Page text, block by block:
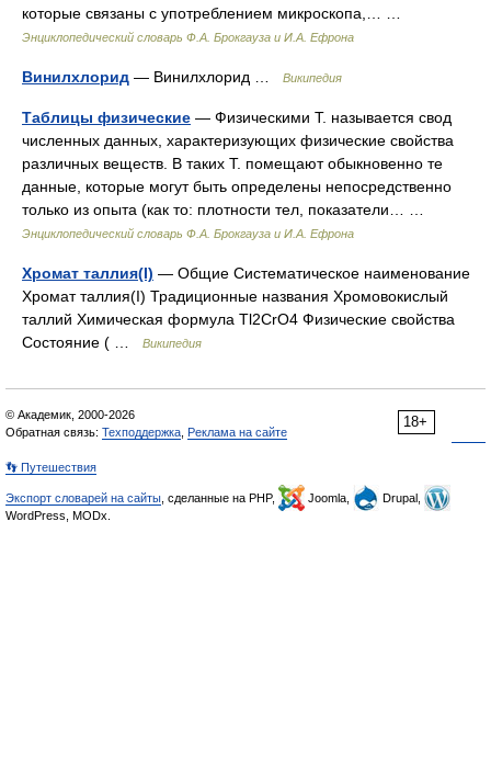
которые связаны с употреблением микроскопа,… …
Энциклопедический словарь Ф.А. Брокгауза и И.А. Ефрона
Винилхлорид — Винилхлорид … Википедия
Таблицы физические — Физическими Т. называется свод
численных данных, характеризующих физические свойства
различных веществ. В таких Т. помещают обыкновенно те
данные, которые могут быть определены непосредственно
только из опыта (как то: плотности тел, показатели… …
Энциклопедический словарь Ф.А. Брокгауза и И.А. Ефрона
Хромат таллия(I) — Общие Систематическое наименование
Хромат таллия(I) Традиционные названия Хромовокислый
таллий Химическая формула Tl2CrO4 Физические свойства
Состояние ( …
Википедия
18+
© Академик, 2000-2026
Обратная связь: Техподдержка Реклама на сайте
👣 Путешествия
Экспорт словарей на сайты , сделанные на PHP, Joomla,
Drupal,
WordPress, MODx.